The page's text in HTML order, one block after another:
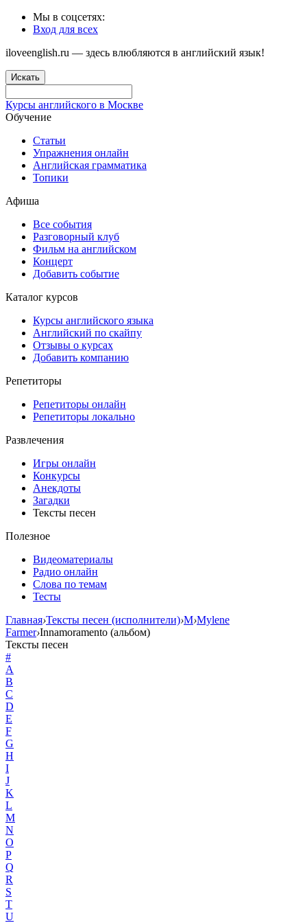
Мы в соцсетях:
Вход для всех
iloveenglish.ru — здесь влюбляются в английский язык!
Искать
Курсы английского в Москве
Обучение
Статьи
Упражнения онлайн
Английская грамматика
Топики
Афиша
Все события
Разговорный клуб
Фильм на английском
Концерт
Добавить событие
Каталог курсов
Курсы английского языка
Английский по скайпу
Отзывы о курсах
Добавить компанию
Репетиторы
Репетиторы онлайн
Репетиторы локально
Развлечения
Игры онлайн
Конкурсы
Анекдоты
Загадки
Тексты песен
Полезное
Видеоматериалы
Радио онлайн
Слова по темам
Тесты
Главная›Тексты песен (исполнители)›M›Mylene
Farmer›Innamoramento (альбом)
Тексты песен
#
A
B
C
D
E
F
G
H
I
J
K
L
M
N
O
P
Q
R
S
T
U